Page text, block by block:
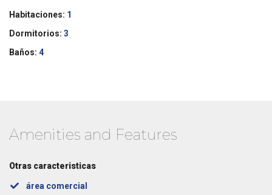
Habitaciones: 1
Dormitorios: 3
Baños: 4
Amenities and Features
Otras caracteristicas
área comercial